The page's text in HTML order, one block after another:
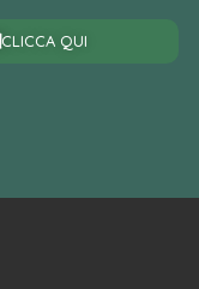
CLICCA QUI